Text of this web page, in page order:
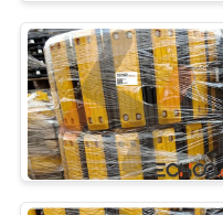
CONTRÔLE
DE
QUALITÉ
NOUVELLES
Mini